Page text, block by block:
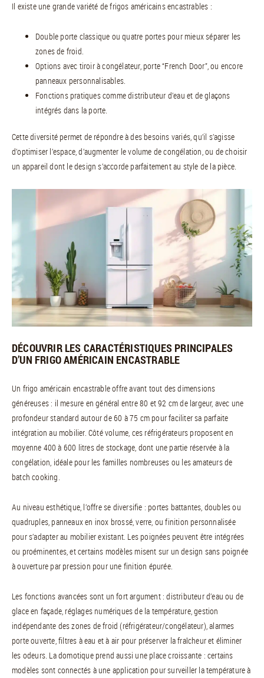
Il existe une grande variété de frigos américains encastrables :
Double porte classique ou quatre portes pour mieux séparer les
zones de froid.
Options avec tiroir à congélateur, porte “French Door”, ou encore
panneaux personnalisables.
Fonctions pratiques comme distributeur d’eau et de glaçons
intégrés dans la porte.
Cette diversité permet de répondre à des besoins variés, qu’il s’agisse
d’optimiser l’espace, d’augmenter le volume de congélation, ou de choisir
un appareil dont le design s’accorde parfaitement au style de la pièce.
DÉCOUVRIR LES CARACTÉRISTIQUES PRINCIPALES
D’UN FRIGO AMÉRICAIN ENCASTRABLE
Un frigo américain encastrable offre avant tout des dimensions
généreuses : il mesure en général entre 80 et 92 cm de largeur, avec une
profondeur standard autour de 60 à 75 cm pour faciliter sa parfaite
intégration au mobilier. Côté volume, ces réfrigérateurs proposent en
moyenne 400 à 600 litres de stockage, dont une partie réservée à la
congélation, idéale pour les familles nombreuses ou les amateurs de
batch cooking.
Au niveau esthétique, l’offre se diversifie : portes battantes, doubles ou
quadruples, panneaux en inox brossé, verre, ou finition personnalisée
pour s’adapter au mobilier existant. Les poignées peuvent être intégrées
ou proéminentes, et certains modèles misent sur un design sans poignée
à ouverture par pression pour une finition épurée.
Les fonctions avancées sont un fort argument : distributeur d’eau ou de
glace en façade, réglages numériques de la température, gestion
indépendante des zones de froid (réfrigérateur/congélateur), alarmes
porte ouverte, filtres à eau et à air pour préserver la fraîcheur et éliminer
les odeurs. La domotique prend aussi une place croissante : certains
modèles sont connectés à une application pour surveiller la température à